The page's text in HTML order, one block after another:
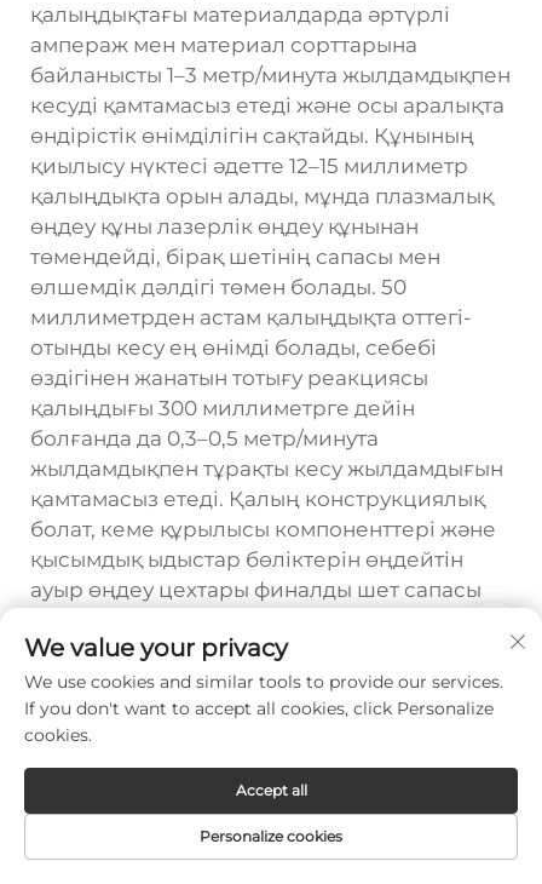
қалыңдықтағы материалдарда әртүрлі
ампераж мен материал сорттарына
байланысты 1–3 метр/минута жылдамдықпен
кесуді қамтамасыз етеді және осы аралықта
өндірістік өнімділігін сақтайды. Құнының
қиылысу нүктесі әдетте 12–15 миллиметр
қалыңдықта орын алады, мұнда плазмалық
өңдеу құны лазерлік өңдеу құнынан
төмендейді, бірақ шетінің сапасы мен
өлшемдік дәлдігі төмен болады. 50
миллиметрден астам қалыңдықта оттегі-
отынды кесу ең өнімді болады, себебі
өздігінен жанатын тотығу реакциясы
қалыңдығы 300 миллиметрге дейін
болғанда да 0,3–0,5 метр/минута
жылдамдықпен тұрақты кесу жылдамдығын
қамтамасыз етеді. Қалың конструкциялық
болат, кеме құрылысы компоненттері және
қысымдық ыдыстар бөліктерін өңдейтін
ауыр өңдеу цехтары финалды шет сапасы
қосымша өңдеуді қажет етсе де, оттегі-
отынды технологиясын қолдану арқылы
өңделген материалдың әр килограммына
ең төмен құнды қамтамасыз етеді.
Сарыфталатын материалдар құны
және жөндеу талаптары
Металлды лазерлік кесу машинасы
We value your privacy
We use cookies and similar tools to provide our services.
If you don't want to accept all cookies, click Personalize
cookies.
Personalize cookies
Accept all